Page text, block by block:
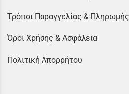
Τρόποι Παραγγελίας & Πληρωμής
Όροι Χρήσης & Ασφάλεια
Πολιτική Απορρήτου